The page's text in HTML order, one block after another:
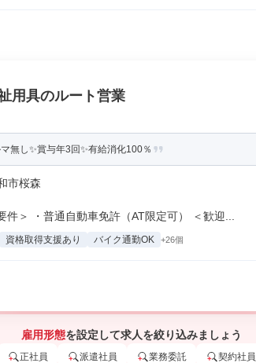
用具のルート営業
無し✨賞与年3回✨有給消化100％
市桜森
＞ ・普通自動車免許（AT限定可） ＜歓迎...
資格取得支援あり バイク通勤OK +26個
雇用形態を設定して求人を絞り込みましょう
正社員 派遣社員 業務委託 契約社員